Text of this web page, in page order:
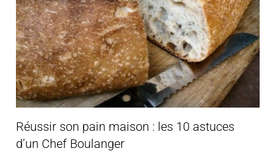
Réussir son pain maison : les 10 astuces
d’un Chef Boulanger